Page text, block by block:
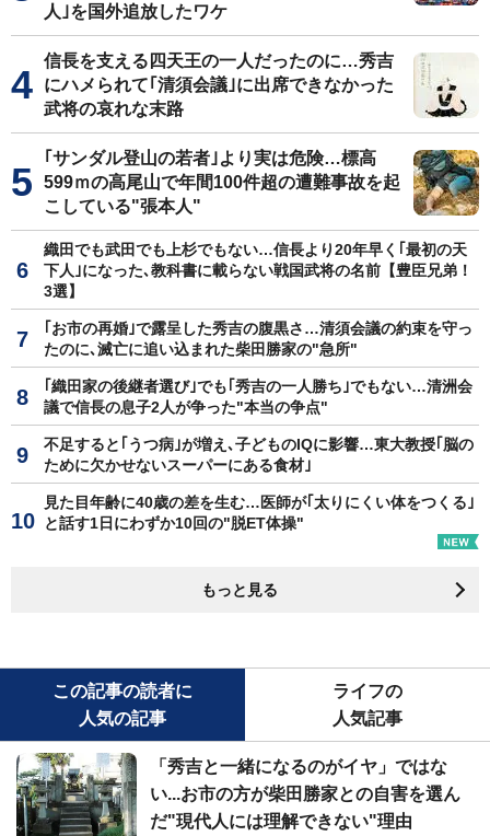
人｣を国外追放したワケ
信長を支える四天王の一人だったのに…秀吉
にハメられて｢清須会議｣に出席できなかった
武将の哀れな末路
｢サンダル登山の若者｣より実は危険…標高
599ｍの高尾山で年間100件超の遭難事故を起
こしている"張本人"
織田でも武田でも上杉でもない…信長より20年早く｢最初の天
下人｣になった､教科書に載らない戦国武将の名前【豊臣兄弟！
3選】
｢お市の再婚｣で露呈した秀吉の腹黒さ…清須会議の約束を守っ
たのに､滅亡に追い込まれた柴田勝家の"急所"
｢織田家の後継者選び｣でも｢秀吉の一人勝ち｣でもない…清洲会
議で信長の息子2人が争った"本当の争点"
不足すると｢うつ病｣が増え､子どものIQに影響…東大教授｢脳の
ために欠かせないスーパーにある食材｣
見た目年齢に40歳の差を生む…医師が｢太りにくい体をつくる｣
と話す1日にわずか10回の"脱ET体操"
もっと見る
この記事の読者に
人気の記事
ライフの
人気記事
「秀吉と一緒になるのがイヤ」ではな
い...お市の方が柴田勝家との自害を選ん
だ"現代人には理解できない"理由